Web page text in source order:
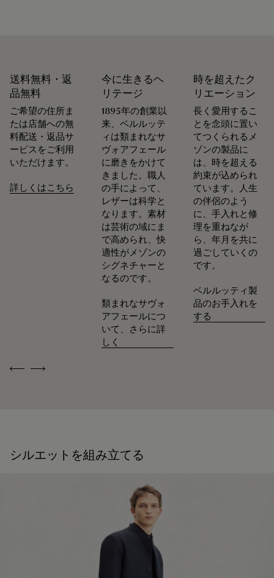
Previous
Next
送料無料・返
品無料
ご希望の住所ま
たは店舗への無
料配送・返品サ
ービスをご利用
いただけます。
詳しくはこちら
今に生きるヘ
リテージ
1895年の創業以
来、ベルルッテ
ィは類まれなサ
ヴォアフェール
に磨きをかけて
きました。職人
の手によって、
レザーは科学と
なります。素材
は芸術の域にま
で高められ、快
適性がメゾンの
シグネチャーと
なるのです。
類まれなサヴォ
アフェールにつ
いて、さらに詳
しく
時を超えたク
リエーション
長く愛用するこ
とを念頭に置い
てつくられるメ
ゾンの製品に
は、時を超える
約束が込められ
ています。人生
の伴侶のよう
に、手入れと修
理を重ねなが
ら、年月を共に
過ごしていくの
です。
ベルルッティ製
品のお手入れを
する
シルエットを組み立てる